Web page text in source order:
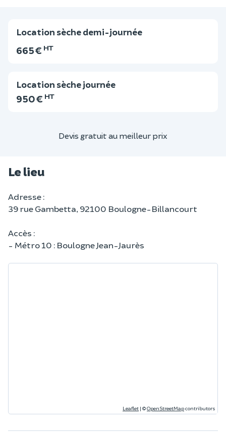
Location sèche demi-journée
665 € HT
Location sèche journée
950 € HT
Devis gratuit au meilleur prix
Le lieu
Adresse :
39 rue Gambetta, 92100 Boulogne-Billancourt
Accès :
- Métro 10 : Boulogne Jean-Jaurès
Leaflet | ©OpenStreetMapcontributors